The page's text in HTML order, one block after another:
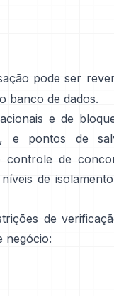
pode ser
banco de dados.
e de
, e pontos de
controle de
de
de
negócio: